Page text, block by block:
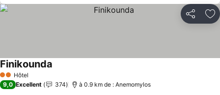
Partager
2 Étoiles
Hôtel
Finikounda
9,0 Excellent 374 à 0.9 km de : Anemomylos